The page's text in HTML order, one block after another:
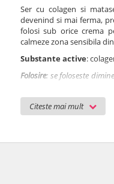
Citeste mai mult
Ser cu colagen si
devenind si mai ferma,
folosi sub orice crema
calmeze zona sensibila
Substante active:
Folosire: se foloseste
ochi o discheta din
minute.
Ingrediente: Aqua
Acetate, Cetearyl